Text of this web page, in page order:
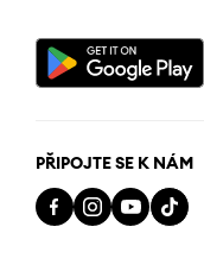
PŘIPOJTE SE K NÁM